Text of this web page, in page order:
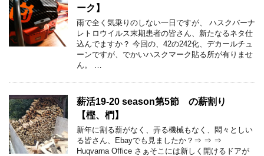
ーク】
雨で全く気乗りのしない一日ですが、 ハスクバーナ
レトロウイルス末期患者の皆さん、新たなるネタ仕
込んでますか？ 今回の、42の242化、デカールチュ
ーンですが、でかいハスクマーク貼る所が有りませ
ん。 …
薪活19-20 season第5節 の薪割り
【樫、椚】
新年に割る薪がなく、弄る機械もなく、悶々としい
る皆さん、Ebayでも見ましたか？⇒ ⇒ ⇒
Huqvarna Office さぁそこには新しく開けるドアが